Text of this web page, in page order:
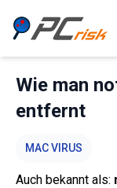
Wie man
entfernt
MAC VIRUS
Auch bekannt als: